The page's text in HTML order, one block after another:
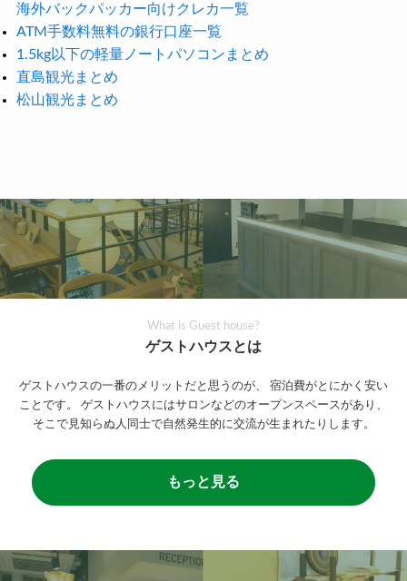
海外バックパッカー向けクレカ一覧
ATM手数料無料の銀行口座一覧
1.5kg以下の軽量ノートパソコンまとめ
直島観光まとめ
松山観光まとめ
What is Guest house?
ゲストハウスとは
ゲストハウスの一番のメリットだと思うのが、
宿泊費がとにかく安い
ことです。
ゲストハウスにはサロンなどのオープンスペースがあり、
そこで見知らぬ人同士で自然発生的に交流が生まれたりします。
もっと見る